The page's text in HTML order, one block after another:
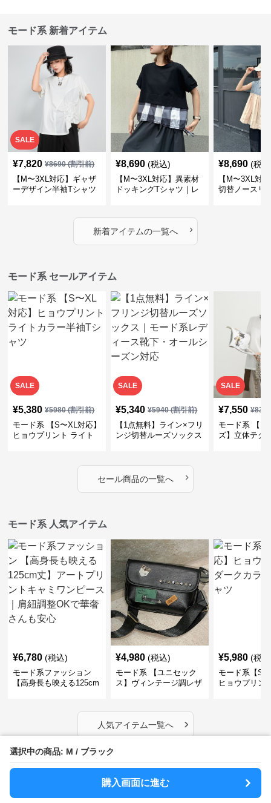
選択中の商品: M / ブラック
購入画面に進む
モード系 新着アイテム
SALE
¥7,820 ¥8690 (割引前)
｜シャーリング・アシメ
デザイン・ゆったりトッ
¥8,690 (税込)
イヤード風チェックトッ
プス・裾ドロスト・体型
カバー・大人モード
¥8,690 (税
モード系 セールアイテム
SALE
¥5,380 ¥5980 (割引前)
カラー半袖Tシャツ
SALE
¥5,340 ¥5940(割引前)
｜モード系レディース靴
下・オールシーズン対応
SALE
¥7,550 ¥
セール商品の一覧へ
モード系 人気アイテム